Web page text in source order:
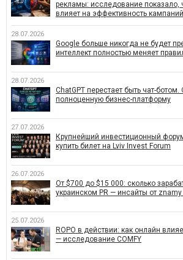
рекламы: исследование показало,
влияет на эффективность кампаний
28.07.2026
Google больше никогда не будет
интеллект полностью меняет
28.07.2026
ChatGPT перестает быть чат-ботом.
полноценную бизнес-платформу
27.07.2026
Крупнейший инвестиционный
купить билет на Lviv Invest Forum
26.07.2026
От $700 до $15 000: сколько
украинском PR — инсайты от
25.07.2026
ROPO в действии: как онлайн
— исследование COMFY